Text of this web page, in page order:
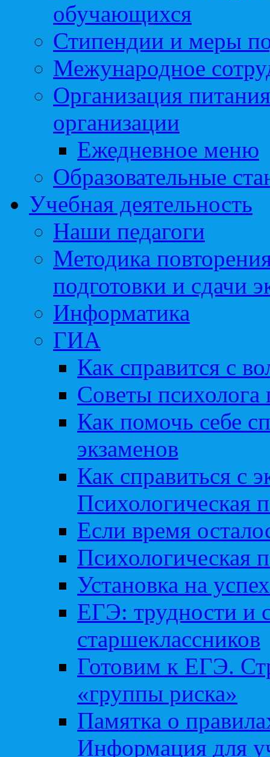
обучающихся
Стипендии и меры
Межународное
Организация
организации
Ежедневное меню
Образовательные
Учебная деятельность
Наши педагоги
Методика
подготовки и сдачи
Информатика
ГИА
Как справится с
Советы
Как помочь себе
экзаменов
Как справиться с
Психологическая
Если время
Психологическая
Установка на успех
ЕГЭ: трудности и
старшеклассников
Готовим к ЕГЭ.
«группы риска»
Памятка о
Информация для